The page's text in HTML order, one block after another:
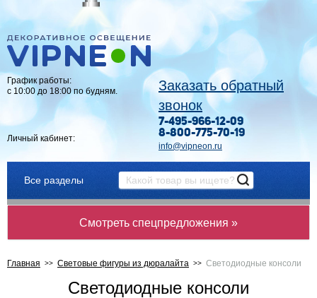
График работы:
с 10:00 до 18:00 по будням.
Личный кабинет:
Заказать обратный
звонок
7-495-966-12-09
8-800-775-70-19
info@vipneon.ru
Все разделы
Смотреть спецпредложения »
Главная Световые фигуры из дюралайта Светодиодные консоли
Светодиодные консоли